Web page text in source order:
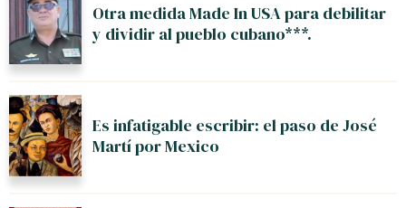
Otra medida Made In USA para debilitar
y dividir al pueblo cubano***.
Es infatigable escribir: el paso de José
Martí por Mexico